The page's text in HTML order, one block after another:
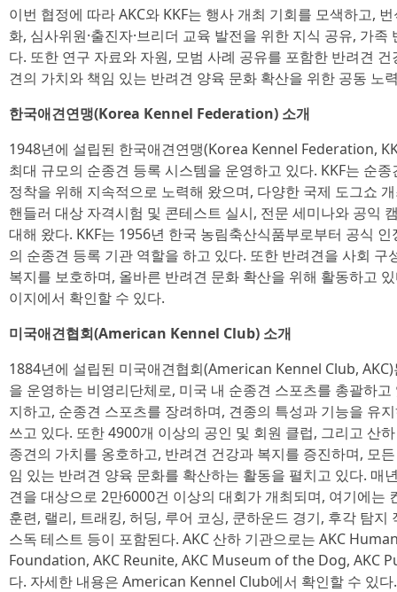
이번 협정에 따라 AKC와 KKF는 행사 개최 기회를 모색하고,
화, 심사위원·출진자·브리더 교육 발전을 위한 지식 공유, 가
다. 또한 연구 자료와 자원, 모범 사례 공유를 포함한 반려견
견의 가치와 책임 있는 반려견 양육 문화 확산을 위한 공동 노
한국애견연맹(Korea Kennel Federation) 소개
1948년에 설립된 한국애견연맹(Korea Kennel Federation,
최대 규모의 순종견 등록 시스템을 운영하고 있다. KKF는 순
정착을 위해 지속적으로 노력해 왔으며, 다양한 국제 도그쇼
핸들러 대상 자격시험 및 콘테스트 실시, 전문 세미나와 공익
대해 왔다. KKF는 1956년 한국 농림축산식품부로부터 공식
의 순종견 등록 기관 역할을 하고 있다. 또한 반려견을 사회
복지를 보호하며, 올바른 반려견 문화 확산을 위해 활동하고
이지에서 확인할 수 있다.
미국애견협회(American Kennel Club) 소개
1884년에 설립된 미국애견협회(American Kennel Club,
을 운영하는 비영리단체로, 미국 내 순종견 스포츠를 총괄하
지하고, 순종견 스포츠를 장려하며, 견종의 특성과 기능을 유
쓰고 있다. 또한 4900개 이상의 공인 및 회원 클럽, 그리고 산
종견의 가치를 옹호하고, 반려견 건강과 복지를 증진하며, 모
임 있는 반려견 양육 문화를 확산하는 활동을 펼치고 있다. 매
견을 대상으로 2만6000건 이상의 대회가 개최되며, 여기에는
훈련, 랠리, 트래킹, 허딩, 루어 코싱, 쿤하운드 경기, 후각 탐
스독 테스트 등이 포함된다. AKC 산하 기관으로는 AKC
Foundation, AKC Reunite, AKC Museum of the Dog, AKC
다. 자세한 내용은 American Kennel Club에서 확인할 수 있